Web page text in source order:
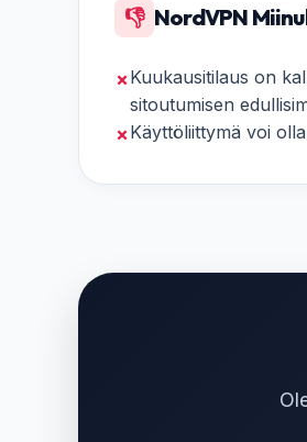
👎 NordVPN
✗Kuukausitilaus on
sitoutumisen
✗Käyttöliittymä voi